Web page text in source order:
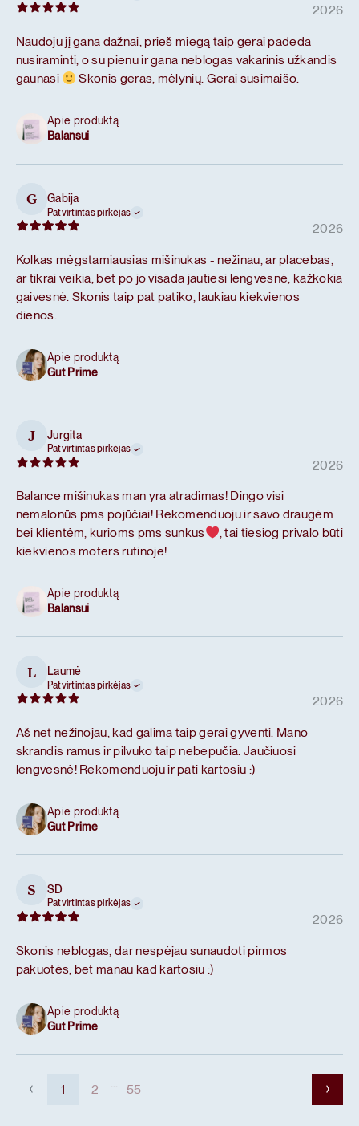
2026
Naudoju jį gana dažnai, prieš miegą taip gerai padeda
nusiraminti, o su pienu ir gana neblogas vakarinis užkandis
gaunasi
Skonis geras, mėlynių. Gerai susimaišo.
Apie produktą
Balansui
G Gabija
Patvirtintas pirkėjas
2026
Kolkas mėgstamiausias mišinukas - nežinau, ar placebas,
ar tikrai veikia, bet po jo visada jautiesi lengvesnė, kažkokia
gaivesnė. Skonis taip pat patiko, laukiau kiekvienos
dienos.
Apie produktą
Gut Prime
J Jurgita
Patvirtintas pirkėjas
2026
Balance mišinukas man yra atradimas! Dingo visi
nemalonūs pms pojūčiai! Rekomenduoju ir savo draugėm
bei klientėm, kurioms pms sunkus
, tai tiesiog privalo būti
kiekvienos moters rutinoje!
Apie produktą
Balansui
L Laumė
Patvirtintas pirkėjas
2026
Aš net nežinojau, kad galima taip gerai gyventi. Mano
skrandis ramus ir pilvuko taip nebepučia. Jaučiuosi
lengvesnė! Rekomenduoju ir pati kartosiu :)
Apie produktą
Gut Prime
S SD
Patvirtintas pirkėjas
2026
Skonis neblogas, dar nespėjau sunaudoti pirmos
pakuotės, bet manau kad kartosiu :)
Apie produktą
Gut Prime
1 2 55